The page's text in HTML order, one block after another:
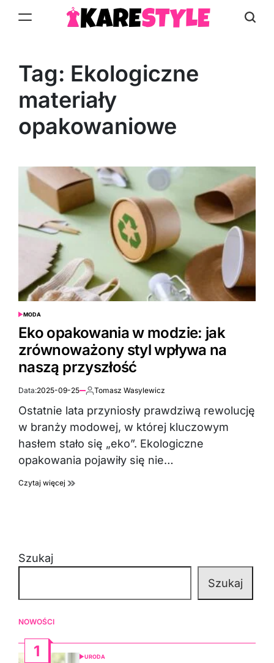
Tag: Ekologiczne
materiały
opakowaniowe
POSTED
IN
MODA
Eko opakowania w modzie: jak
zrównoważony styl wpływa na
naszą przyszłość
Data:2025-09-25 Autor:
Tomasz Wasylewicz
Ostatnie lata przyniosły prawdziwą rewolucję
w branży modowej, w której kluczowym
hasłem stało się „eko”. Ekologiczne
opakowania pojawiły się nie…
Czytaj więcej
Szukaj
Szukaj
NOWOŚCI
1
POSTED
URODA